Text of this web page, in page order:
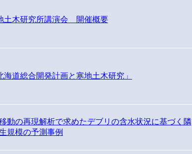
土木研究所講演会 開催概要
道総合開発計画と寒地土木研究」
動の再現解析で求めたデブリの含水状況に基づく隣
規模の予測事例